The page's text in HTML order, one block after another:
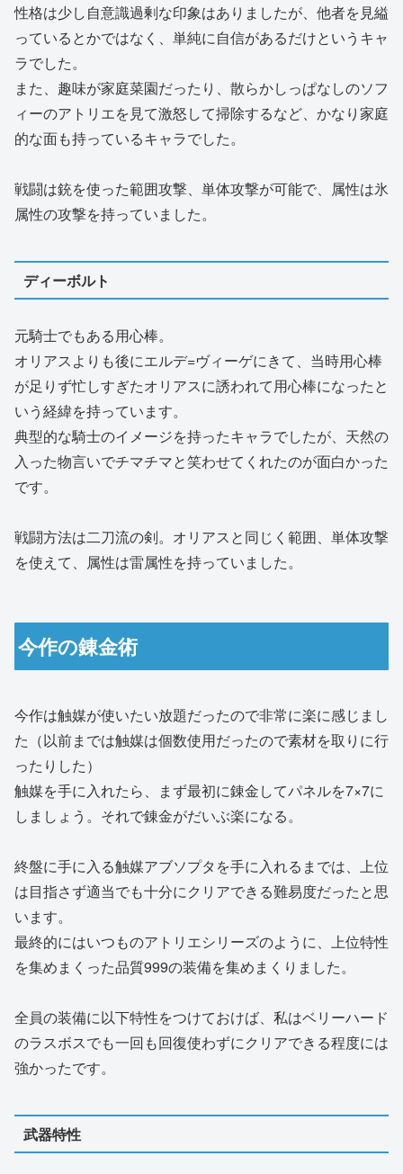
性格は少し自意識過剰な印象はありましたが、他者を見縊
っているとかではなく、単純に自信があるだけというキャ
ラでした。
また、趣味が家庭菜園だったり、散らかしっぱなしのソフ
ィーのアトリエを見て激怒して掃除するなど、かなり家庭
的な面も持っているキャラでした。
戦闘は銃を使った範囲攻撃、単体攻撃が可能で、属性は氷
属性の攻撃を持っていました。
ディーボルト
元騎士でもある用心棒。
オリアスよりも後にエルデ=ヴィーゲにきて、当時用心棒
が足りず忙しすぎたオリアスに誘われて用心棒になったと
いう経緯を持っています。
典型的な騎士のイメージを持ったキャラでしたが、天然の
入った物言いでチマチマと笑わせてくれたのが面白かった
です。
戦闘方法は二刀流の剣。オリアスと同じく範囲、単体攻撃
を使えて、属性は雷属性を持っていました。
今作の錬金術
今作は触媒が使いたい放題だったので非常に楽に感じまし
た（以前までは触媒は個数使用だったので素材を取りに行
ったりした）
触媒を手に入れたら、まず最初に錬金してパネルを7×7に
しましょう。それで錬金がだいぶ楽になる。
終盤に手に入る触媒アブソプタを手に入れるまでは、上位
は目指さず適当でも十分にクリアできる難易度だったと思
います。
最終的にはいつものアトリエシリーズのように、上位特性
を集めまくった品質999の装備を集めまくりました。
全員の装備に以下特性をつけておけば、私はベリーハード
のラスボスでも一回も回復使わずにクリアできる程度には
強かったです。
武器特性